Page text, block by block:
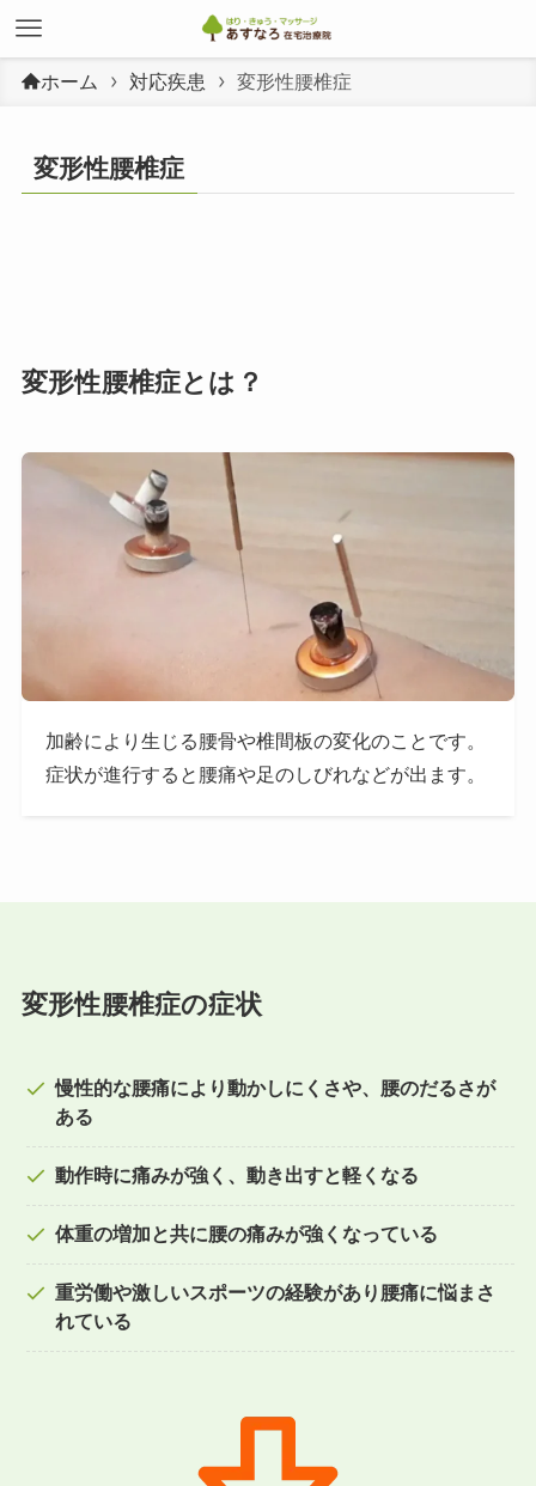
ホーム 対応疾患 変形性腰椎症
変形性腰椎症
変形性腰椎症とは？
加齢により生じる腰骨や椎間板の変化のことです。
症状が進行すると腰痛や足のしびれなどが出ます。
変形性腰椎症の症状
慢性的な腰痛により動かしにくさや、腰のだるさが
ある
動作時に痛みが強く、動き出すと軽くなる
体重の増加と共に腰の痛みが強くなっている
重労働や激しいスポーツの経験があり腰痛に悩まさ
れている